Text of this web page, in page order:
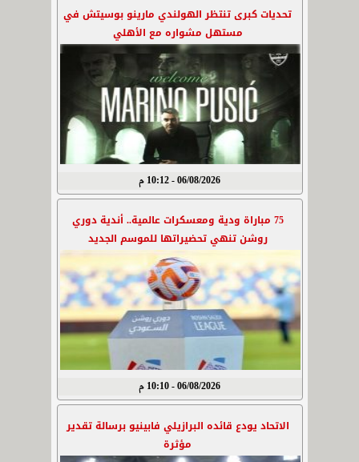
تحديات كبرى تنتظر الهولندي مارينو بوسيتش في
مستهل مشواره مع الأهلي
06/08/2026 - 10:12 م
75 مباراة ودية ومعسكرات عالمية.. أندية دوري
روشن تنهي تحضيراتها للموسم الجديد
06/08/2026 - 10:10 م
الاتحاد يودع قائده البرازيلي فابينيو برسالة تقدير
مؤثرة